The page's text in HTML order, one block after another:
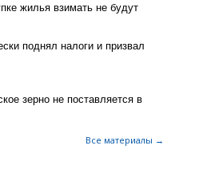
жилья взимать не будут
поднял налоги и призвал
зерно не поставляется в
Все материалы →